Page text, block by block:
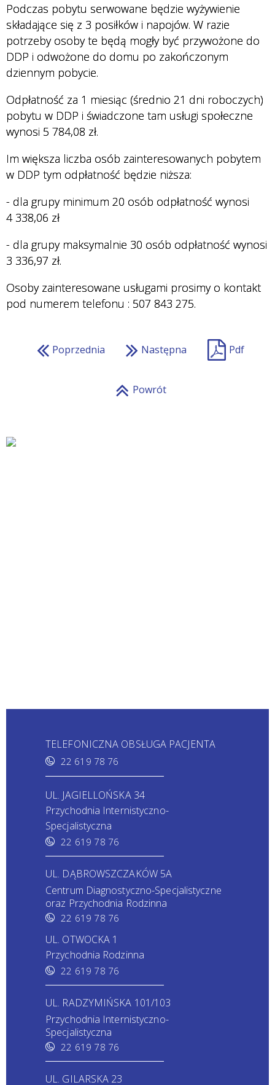
Podczas pobytu serwowane będzie wyżywienie
składające się z 3 posiłków i napojów. W razie
potrzeby osoby te będą mogły być przywożone do
DDP i odwożone do domu po zakończonym
dziennym pobycie.
Odpłatność za 1 miesiąc (średnio 21 dni roboczych)
pobytu w DDP i świadczone tam usługi społeczne
wynosi 5 784,08 zł.
Im większa liczba osób zainteresowanych pobytem
w DDP tym odpłatność będzie niższa:
- dla grupy minimum 20 osób odpłatność wynosi
4 338,06 zł
- dla grupy maksymalnie 30 osób odpłatność wynosi
3 336,97 zł.
Osoby zainteresowane usługami prosimy o kontakt
pod numerem telefonu : 507 843 275.
Poprzednia Następna Pdf
Powrót
TELEFONICZNA OBSŁUGA PACJENTA
22 619 78 76
UL. JAGIELLOŃSKA 34
Przychodnia Internistyczno-
Specjalistyczna
22 619 78 76
UL. DĄBROWSZCZAKÓW 5A
Centrum Diagnostyczno-Specjalistyczne
oraz Przychodnia Rodzinna
22 619 78 76
UL. OTWOCKA 1
Przychodnia Rodzinna
22 619 78 76
UL. RADZYMIŃSKA 101/103
Przychodnia Internistyczno-
Specjalistyczna
22 619 78 76
UL. GILARSKA 23